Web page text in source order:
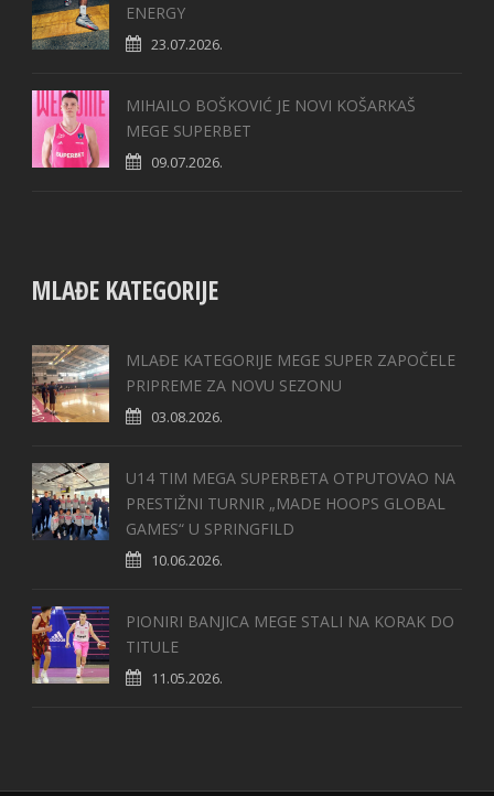
ENERGY
23.07.2026.
MIHAILO BOŠKOVIĆ JE NOVI KOŠARKAŠ
MEGE SUPERBET
09.07.2026.
MLAĐE KATEGORIJE
MLAĐE KATEGORIJE MEGE SUPER ZAPOČELE
PRIPREME ZA NOVU SEZONU
03.08.2026.
U14 TIM MEGA SUPERBETA OTPUTOVAO NA
PRESTIŽNI TURNIR „MADE HOOPS GLOBAL
GAMES“ U SPRINGFILD
10.06.2026.
PIONIRI BANJICA MEGE STALI NA KORAK DO
TITULE
11.05.2026.